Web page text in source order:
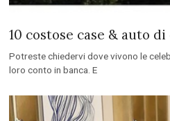
10 costose case & auto
Potreste chiedervi dove vivono le
loro conto in banca. E